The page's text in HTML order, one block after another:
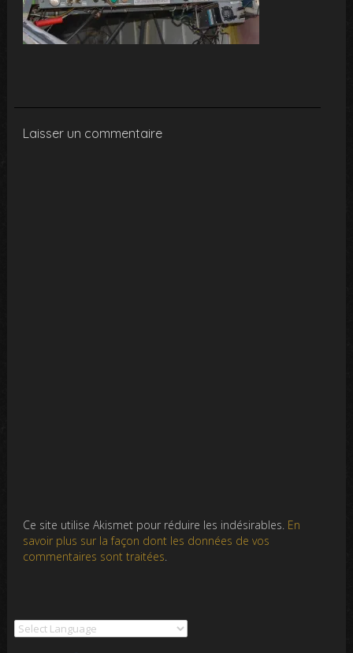
Laisser un commentaire
Ce site utilise Akismet pour réduire les indésirables. En
savoir plus sur la façon dont les données de vos
commentaires sont traitées.